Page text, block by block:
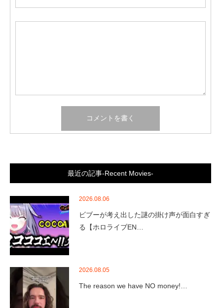
最近の記事-Recent Movies-
2026.08.06
ビブーが考え出した謎の掛け声が面白すぎ
る【ホロライブEN…
2026.08.05
The reason we have NO money!…